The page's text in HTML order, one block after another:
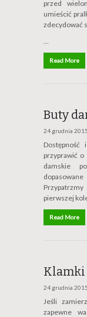
przed
umieścić
zdecydować
…
Read More
Buty
24 grudnia
przyprawić o
damskie
pierwszej
Read More
Klamki
24 grudnia
Jeśli
zapewne